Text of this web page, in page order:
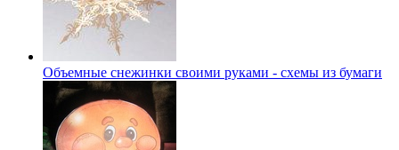
Объемные снежинки своими руками - схемы из бумаги